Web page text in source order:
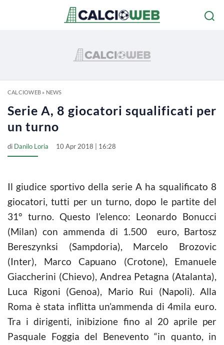
CALCIOWEB» NEWS
Serie A, 8 giocatori squalificati per
un turno
di Danilo Loria 10 Apr 2018 | 16:28
Il giudice sportivo della serie A ha squalificato 8
giocatori, tutti per un turno, dopo le partite del
31° turno. Questo l’elenco: Leonardo Bonucci
(Milan) con ammenda di 1.500 euro, Bartosz
Bereszynksi (Sampdoria), Marcelo Brozovic
(Inter), Marco Capuano (Crotone), Emanuele
Giaccherini (Chievo), Andrea Petagna (Atalanta),
Luca Rigoni (Genoa), Mario Rui (Napoli). Alla
Roma è stata inflitta un’ammenda di 4mila euro.
Tra i dirigenti, inibizione fino al 20 aprile per
Pasquale Foggia del Benevento “in quanto, in